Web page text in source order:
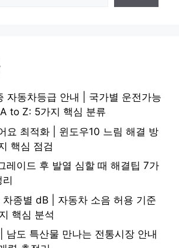
자동차등급 안내 | 국가별 운전가능
to Z: 5가지 핵심 분류
요 최적화 | 윈도우10 느림 해결 방
핵심 점검
레이드 후 발열 심할 때 해결팁 7가
차종별 dB | 자동차 소음 허용 기준
핵심 분석
남도 특산물 만나는 전통시장 안내